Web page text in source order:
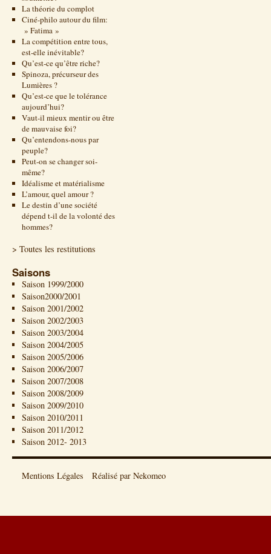
La théorie du complot
Ciné-philo autour du film:
» Fatima »
La compétition entre tous,
est-elle inévitable?
Qu’est-ce qu’être riche?
Spinoza, précurseur des
Lumières ?
Qu’est-ce que le tolérance
aujourd’hui?
Vaut-il mieux mentir ou être
de mauvaise foi?
Qu’entendons-nous par
peuple?
Peut-on se changer soi-
même?
Idéalisme et matérialisme
L’amour, quel amour ?
Le destin d’une société
dépend t-il de la volonté des
hommes?
> Toutes les restitutions
Saisons
Saison 1999/2000
Saison2000/2001
Saison 2001/2002
Saison 2002/2003
Saison 2003/2004
Saison 2004/2005
Saison 2005/2006
Saison 2006/2007
Saison 2007/2008
Saison 2008/2009
Saison 2009/2010
Saison 2010/2011
Saison 2011/2012
Saison 2012- 2013
Mentions Légales Réalisé par Nekomeo